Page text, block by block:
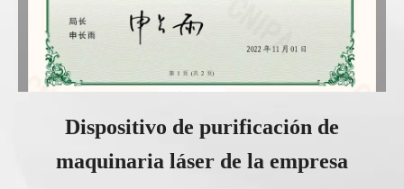
Dispositivo de purificación de
maquinaria láser de la empresa